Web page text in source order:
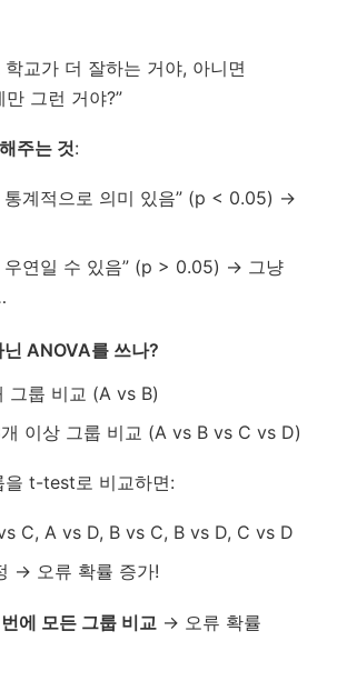
학교가 더 잘하는 거야, 아니면
그런 거야?”
주는 것:
통계적으로 의미 있음” (p < 0.05) →
우연일 수 있음” (p > 0.05) → 그냥
ANOVA를 쓰나?
그룹 비교 (A vs B)
이상 그룹 비교 (A vs B vs C vs D)
을 t-test로 비교하면:
C, A vs D, B vs C, B vs D, C vs D
→ 오류 확률 증가!
에 모든 그룹 비교 → 오류 확률